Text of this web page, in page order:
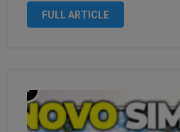
descubra lugares onde ninguém
FULL ARTICLE